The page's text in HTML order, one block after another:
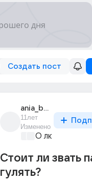
Создать пост
ania_bykhovets_3
11лет
Изменено
О любви без
Стоит ли звать
гулять?